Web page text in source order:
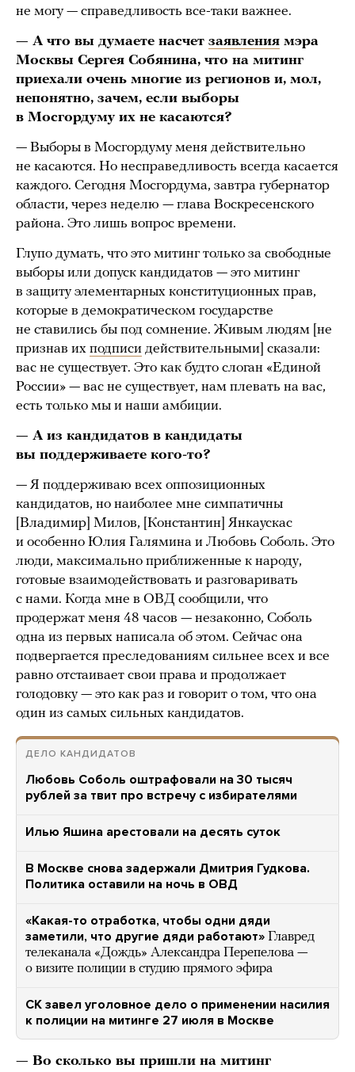
не могу — справедливость все-таки важнее.
— А что вы думаете насчет заявления мэра
Москвы Сергея Собянина, что на митинг
приехали очень многие из регионов и, мол,
непонятно, зачем, если выборы
в Мосгордуму их не касаются?
— Выборы в Мосгордуму меня действительно
не касаются. Но несправедливость всегда касается
каждого. Сегодня Мосгордума, завтра губернатор
области, через неделю — глава Воскресенского
района. Это лишь вопрос времени.
Глупо думать, что это митинг только за свободные
выборы или допуск кандидатов — это митинг
в защиту элементарных конституционных прав,
которые в демократическом государстве
не ставились бы под сомнение. Живым людям [не
признав их подписи действительными] сказали:
вас не существует. Это как будто слоган «Единой
России» — вас не существует, нам плевать на вас,
есть только мы и наши амбиции.
— А из кандидатов в кандидаты
вы поддерживаете кого-то?
— Я поддерживаю всех оппозиционных
кандидатов, но наиболее мне симпатичны
[Владимир] Милов, [Константин] Янкаускас
и особенно Юлия Галямина и Любовь Соболь. Это
люди, максимально приближенные к народу,
готовые взаимодействовать и разговаривать
с нами. Когда мне в ОВД сообщили, что
продержат меня 48 часов — незаконно, Соболь
одна из первых написала об этом. Сейчас она
подвергается преследованиям сильнее всех и все
равно отстаивает свои права и продолжает
голодовку — это как раз и говорит о том, что она
один из самых сильных кандидатов.
ДЕЛО КАНДИДАТОВ
Любовь Соболь оштрафовали на 30 тысяч
рублей за твит про встречу с избирателями
Илью Яшина арестовали на десять суток
В Москве снова задержали Дмитрия Гудкова.
Политика оставили на ночь в ОВД
«Какая-то отработка, чтобы одни дяди
заметили, что другие дяди работают» Главред
телеканала «Дождь» Александра Перепелова —
о визите полиции в студию прямого эфира
СК завел уголовное дело о применении насилия
к полиции на митинге 27 июля в Москве
— Во сколько вы пришли на митинг